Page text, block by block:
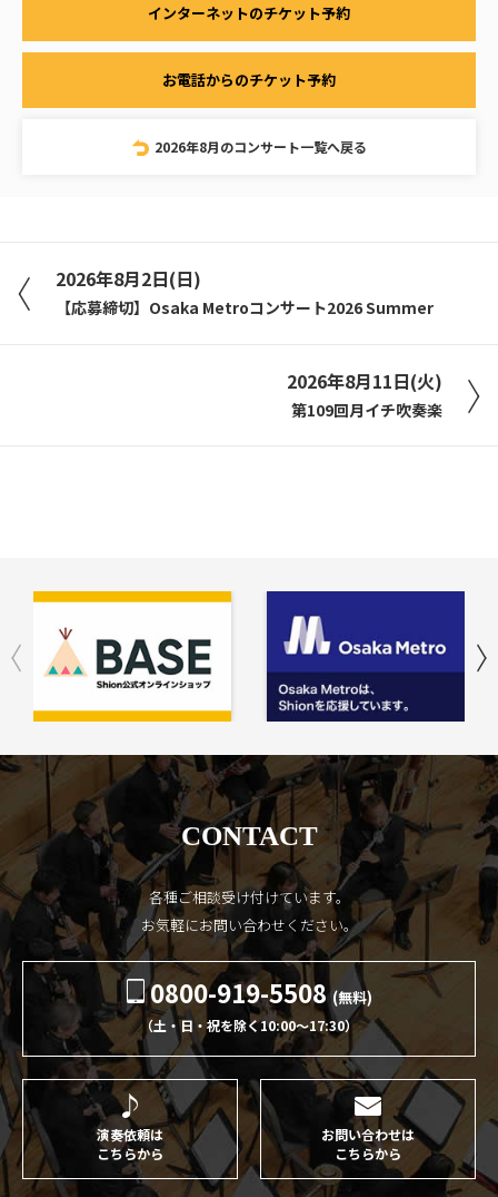
インターネットのチケット予約
お電話からのチケット予約
2026年8月のコンサート一覧へ戻る
2026年8月2日(日)
【応募締切】Osaka Metroコンサート2026 Summer
2026年8月11日(火)
第109回月イチ吹奏楽
CONTACT
各種ご相談受け付けています。
お気軽にお問い合わせください。
0800-919-5508 (無料)
（土・日・祝を除く10:00〜17:30）
演奏依頼は
こちらから
お問い合わせは
こちらから